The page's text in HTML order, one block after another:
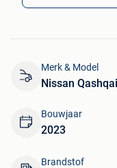
Merk & Model
Nissan Qashqai
Bouwjaar
2023
Brandstof